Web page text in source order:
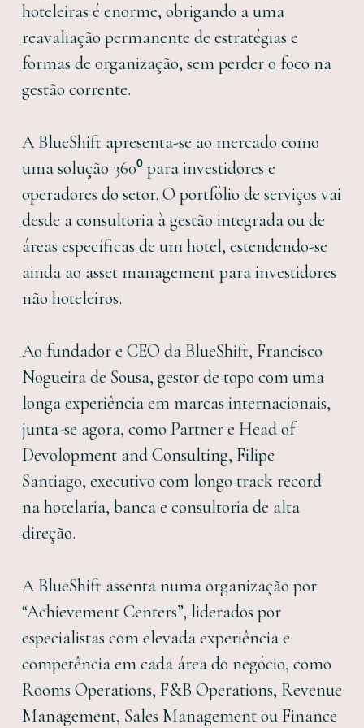
hoteleiras é enorme, obrigando a uma
reavaliação permanente de estratégias e
formas de organização, sem perder o foco na
gestão corrente.
A BlueShift apresenta-se ao mercado como
uma solução 360⁰ para investidores e
operadores do setor. O portfólio de serviços vai
desde a consultoria à gestão integrada ou de
áreas específicas de um hotel, estendendo-se
ainda ao asset management para investidores
não hoteleiros.
Ao fundador e CEO da BlueShift, Francisco
Nogueira de Sousa, gestor de topo com uma
longa experiência em marcas internacionais,
junta-se agora, como Partner e Head of
Devolopment and Consulting, Filipe
Santiago, executivo com longo track record
na hotelaria, banca e consultoria de alta
direção.
A BlueShift assenta numa organização por
“Achievement Centers”, liderados por
especialistas com elevada experiência e
competência em cada área do negócio, como
Rooms Operations, F&B Operations, Revenue
Management, Sales Management ou Finance